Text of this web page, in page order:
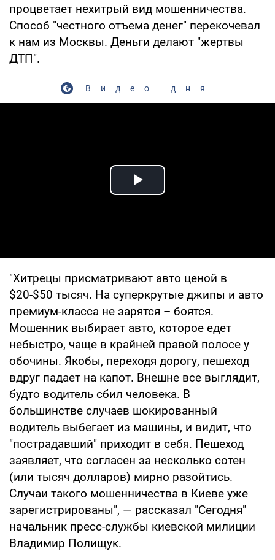
процветает нехитрый вид мошенничества.
Способ "честного отъема денег" перекочевал
к нам из Москвы. Деньги делают "жертвы
ДТП".
Видео дня
Play Video
"Хитрецы присматривают авто ценой в
$20-$50 тысяч. На суперкрутые джипы и авто
премиум-класса не зарятся – боятся.
Мошенник выбирает авто, которое едет
небыстро, чаще в крайней правой полосе у
обочины. Якобы, переходя дорогу, пешеход
вдруг падает на капот. Внешне все выглядит,
будто водитель сбил человека. В
большинстве случаев шокированный
водитель выбегает из машины, и видит, что
"пострадавший" приходит в себя. Пешеход
заявляет, что согласен за несколько сотен
(или тысяч долларов) мирно разойтись.
Случаи такого мошенничества в Киеве уже
зарегистрированы", — рассказал "Сегодня"
начальник пресс-службы киевской милиции
Владимир Полищук.